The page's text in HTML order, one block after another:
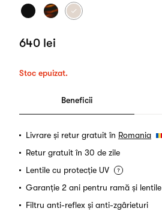
640 lei
Stoc epuizat.
Beneficii
Livrare și retur gratuit în Romania
Retur gratuit în 30 de zile
Lentile cu protecție UV
Garanție 2 ani pentru ramă și lentile
Filtru anti-reflex și anti-zgârieturi